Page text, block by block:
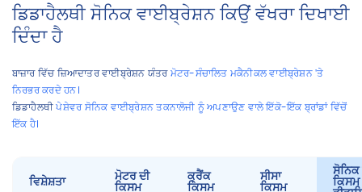
ਡਿਡਾਹੈਲਥੀ ਸੋਨਿਕ ਵਾਈਬ੍ਰੇਸ਼ਨ ਕਿਉਂ ਵੱਖਰਾ ਦਿਖਾਈ
ਦਿੰਦਾ ਹੈ
ਬਾਜ਼ਾਰ ਵਿੱਚ ਜ਼ਿਆਦਾਤਰ ਵਾਈਬ੍ਰੇਸ਼ਨ ਯੰਤਰਮੋਟਰ-ਸੰਚਾਲਿਤ ਮਕੈਨੀਕਲ ਵਾਈਬ੍ਰੇਸ਼ਨ 'ਤੇ
ਨਿਰਭਰ ਕਰਦੇ ਹਨ।
ਡਿਡਾਹੈਲਥੀਪੇਸ਼ੇਵਰ ਸੋਨਿਕ ਵਾਈਬ੍ਰੇਸ਼ਨ ਤਕਨਾਲੋਜੀ ਨੂੰ ਅਪਣਾਉਣ ਵਾਲੇ ਇੱਕੋ-ਇੱਕ ਬ੍ਰਾਂਡਾਂ ਵਿੱਚੋਂ
ਇੱਕ ਹੈ।
ਵਿਸ਼ੇਸ਼ਤਾ
ਮੋਟਰ ਦੀ
ਕਿਸਮ
ਕ੍ਰੈਂਕ
ਕਿਸਮ
ਸੀਸਾ
ਕਿਸਮ
ਸੋਨਿਕ
ਕਿਸਮ